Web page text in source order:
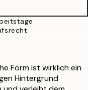
Form ist wirklich ein
Hintergrund